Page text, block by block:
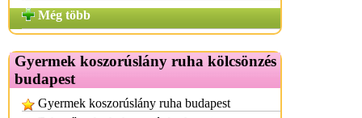
Még több
Gyermek koszorúslány ruha kölcsönzés
budapest
Gyermek koszorúslány ruha budapest